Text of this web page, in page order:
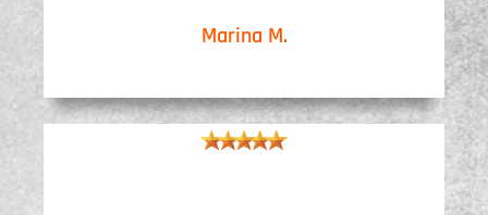
Marina M.